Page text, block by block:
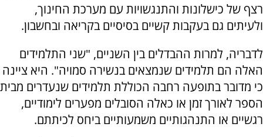
רצף של כישלונות והתנגשויות עם מערכת החינוך,
ולעיתים גם בעקבות קשיים בסיסיים בקריאה ובחשבון.
לדבריה, למרות ההבדלים בין השניים, "שני התלמידים
האלה הם תלמידים שנמצאים בנשירה סמויה". היא ציינה
כי מדובר בתופעה רחבה הכוללת תלמידים שנעדרים מבית
הספר לאורך זמן או כאלה הסובלים מפערים לימודיים,
רגשיים או התנהגותיים משמעותיים ביחס לכיתתם.